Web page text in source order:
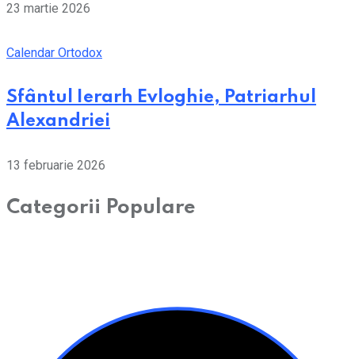
23 martie 2026
Calendar Ortodox
Sfântul Ierarh Evloghie, Patriarhul
Alexandriei
13 februarie 2026
Categorii Populare